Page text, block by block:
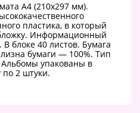
А4 (210х297 мм).
пластика, в который
Информационный
блоке 40 листов. Бумага
бумаги — 100%. Тип
упакованы в
по 2 штуки.